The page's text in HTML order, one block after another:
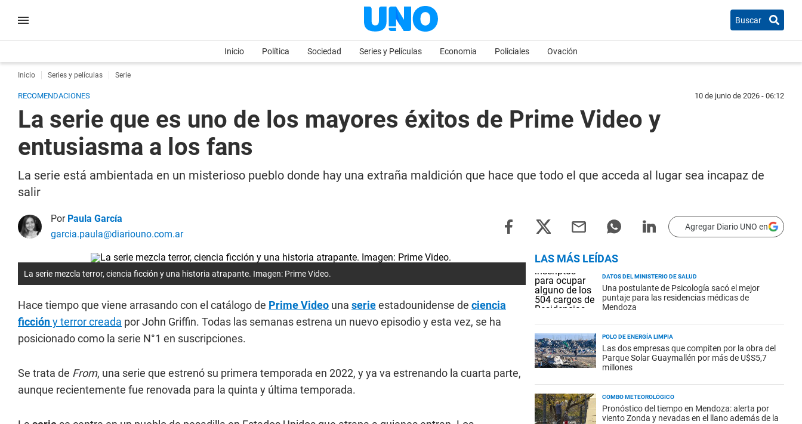
Buscar
Inicio Política Sociedad Series y Películas Economia Policiales Ovación
Inicio Series y películas Serie
RECOMENDACIONES 10 de junio de 2026 - 06:12
La serie que es uno de los mayores éxitos de Prime Video y
entusiasma a los fans
La serie está ambientada en un misterioso pueblo donde hay una extraña maldición que hace que todo el que acceda al lugar sea incapaz de
salir
Por Paula García
garcia.paula@diariouno.com.ar
Agregar Diario UNO en
La serie mezcla terror, ciencia ficción y una historia atrapante. Imagen: Prime Video.
Hace tiempo que viene arrasando con el catálogo de Prime Video una serieestadounidense de ciencia
ficcióny terror creada por John Griffin. Todas las semanas estrena un nuevo episodio y esta vez, se ha
posicionado como la serie N°1 en suscripciones.
Se trata de From, una serie que estrenó su primera temporada en 2022, y ya va estrenando la cuarta parte,
aunque recientemente fue renovada para la quinta y última temporada.
LAS MÁS LEÍDAS
DATOS DEL MINISTERIO DE SALUD
Una postulante de Psicología sacó el mejor
puntaje para las residencias médicas de
Mendoza
POLO DE ENERGÍA LIMPIA
Las dos empresas que compiten por la obra del
Parque Solar Guaymallén por más de U$S5,7
millones
COMBO METEOROLÓGICO
Pronóstico del tiempo en Mendoza: alerta por
viento Zonda y nevadas en el llano además de la